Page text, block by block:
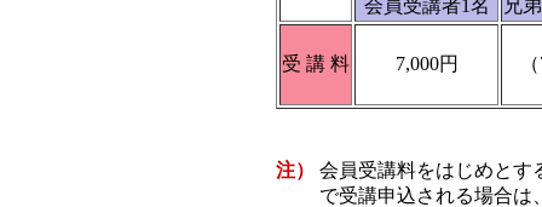
会員受講者1名 兄
受 講 料 7,000円
注）
会員受講料をはじめとす
で受講申込される場合は